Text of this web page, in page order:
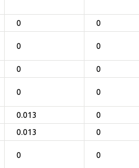
0
0
0 0
0
0
0 0
0.013
0
0.013 0
0 0